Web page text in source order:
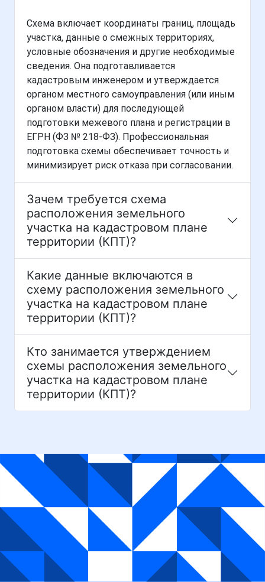
Схема включает координаты границ, площадь
участка, данные о смежных территориях,
условные обозначения и другие необходимые
сведения. Она подготавливается
кадастровым инженером и утверждается
органом местного самоуправления (или иным
органом власти) для последующей
подготовки межевого плана и регистрации в
ЕГРН (ФЗ № 218-ФЗ). Профессиональная
подготовка схемы обеспечивает точность и
минимизирует риск отказа при согласовании.
Зачем требуется схема
расположения земельного
участка на кадастровом плане
территории (КПТ)?
Какие данные включаются в
схему расположения земельного
участка на кадастровом плане
территории (КПТ)?
Кто занимается утверждением
схемы расположения земельного
участка на кадастровом плане
территории (КПТ)?